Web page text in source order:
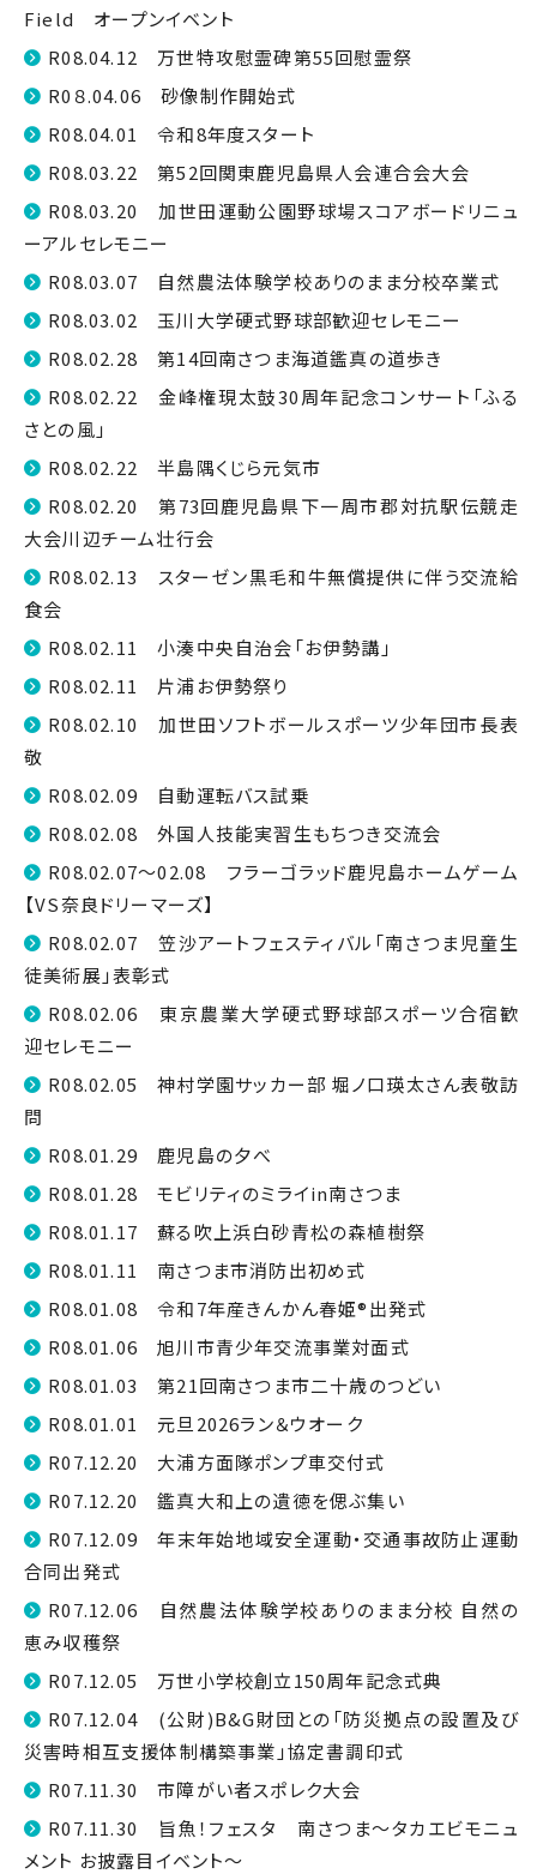
Field オープンイベント
R08.04.12 万世特攻慰霊碑第55回慰霊祭
R0８.04.06 砂像制作開始式
R08.04.01 令和8年度スタート
R08.03.22 第52回関東鹿児島県人会連合会大会
R08.03.20 加世田運動公園野球場スコアボードリニュ
ーアルセレモニー
R08.03.07 自然農法体験学校ありのまま分校卒業式
R08.03.02 玉川大学硬式野球部歓迎セレモニー
R08.02.28 第14回南さつま海道鑑真の道歩き
R08.02.22 金峰権現太鼓30周年記念コンサート「ふる
さとの風」
R08.02.22 半島隅くじら元気市
R08.02.20 第73回鹿児島県下一周市郡対抗駅伝競走
大会川辺チーム壮行会
R08.02.13 スターゼン黒毛和牛無償提供に伴う交流給
食会
R08.02.11 小湊中央自治会「お伊勢講」
R08.02.11 片浦お伊勢祭り
R08.02.10 加世田ソフトボールスポーツ少年団市長表
敬
R08.02.09 自動運転バス試乗
R08.02.08 外国人技能実習生もちつき交流会
R08.02.07～02.08 フラーゴラッド鹿児島ホームゲーム
【VS奈良ドリーマーズ】
R08.02.07 笠沙アートフェスティバル「南さつま児童生
徒美術展」表彰式
R08.02.06 東京農業大学硬式野球部スポーツ合宿歓
迎セレモニー
R08.02.05 神村学園サッカー部 堀ノ口瑛太さん表敬訪
問
R08.01.29 鹿児島の夕べ
R08.01.28 モビリティのミライin南さつま
R08.01.17 蘇る吹上浜白砂青松の森植樹祭
R08.01.11 南さつま市消防出初め式
R08.01.08 令和7年産きんかん春姫®出発式
R08.01.06 旭川市青少年交流事業対面式
R08.01.03 第21回南さつま市二十歳のつどい
R08.01.01 元旦2026ラン＆ウオーク
R07.12.20 大浦方面隊ポンプ車交付式
R07.12.20 鑑真大和上の遺徳を偲ぶ集い
R07.12.09 年末年始地域安全運動・交通事故防止運動
合同出発式
R07.12.06 自然農法体験学校ありのまま分校 自然の
恵み収穫祭
R07.12.05 万世小学校創立150周年記念式典
R07.12.04 (公財)B&G財団との「防災拠点の設置及び
災害時相互支援体制構築事業」協定書調印式
R07.11.30 市障がい者スポレク大会
R07.11.30 旨魚！フェスタ 南さつま～タカエビモニュ
メント お披露目イベント～